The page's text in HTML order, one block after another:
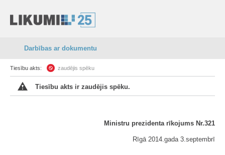
Darbības ar dokumentu
Tiesību akts: zaudējis spēku
Tiesību akts ir zaudējis spēku.
Ministru prezidenta rīkojums Nr.321
Rīgā 2014.gada 3.septembrī